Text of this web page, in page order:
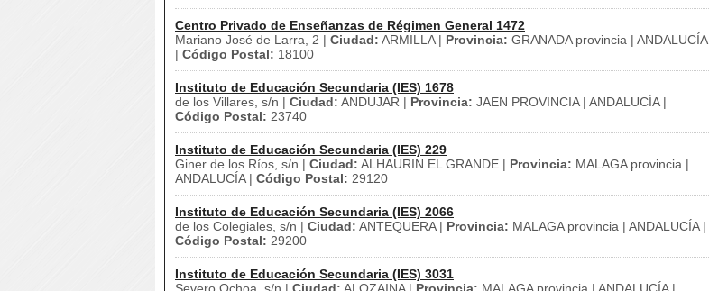
Centro Privado de Enseñanzas de Régimen General 1472
Mariano José de Larra, 2 | Ciudad: ARMILLA | Provincia: GRANADA provincia | ANDALUCÍA
| Código Postal: 18100
Instituto de Educación Secundaria (IES) 1678
de los Villares, s/n | Ciudad: ANDUJAR | Provincia: JAEN PROVINCIA | ANDALUCÍA |
Código Postal: 23740
Instituto de Educación Secundaria (IES) 229
Giner de los Ríos, s/n | Ciudad: ALHAURIN EL GRANDE | Provincia: MALAGA provincia |
ANDALUCÍA | Código Postal: 29120
Instituto de Educación Secundaria (IES) 2066
de los Colegiales, s/n | Ciudad: ANTEQUERA | Provincia: MALAGA provincia | ANDALUCÍA |
Código Postal: 29200
Instituto de Educación Secundaria (IES) 3031